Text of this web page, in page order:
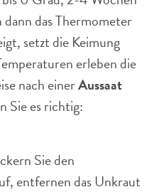
das Thermometer
setzt die Keimung
erleben die
nach einerAussaat
Sie es richtig:
Sie den
entfernen das Unkraut